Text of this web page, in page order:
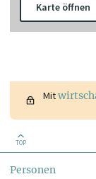
Karte öffnen
Mit
TOP
Personen